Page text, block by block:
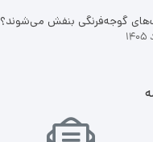
گوجه‌فرنگی بنفش می‌شوند؟